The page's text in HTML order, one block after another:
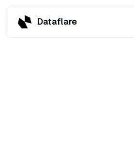
Dataflare